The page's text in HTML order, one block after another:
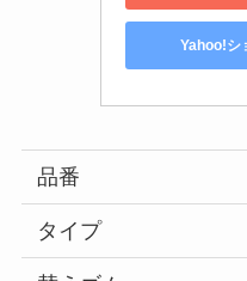
Yahoo!シ
品番
タイプ